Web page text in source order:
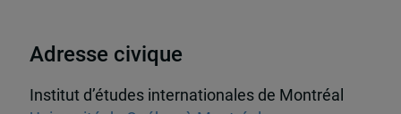
Adresse civique
Institut d’études internationales de Montréal